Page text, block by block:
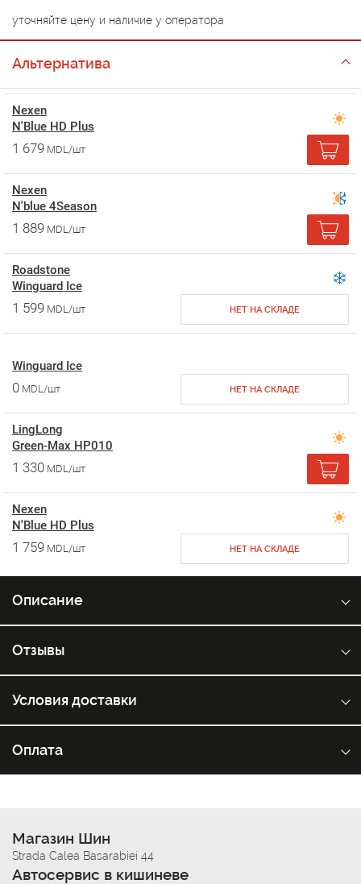
уточняйте цену и наличие у оператора
Альтернатива
Nexen
N'Blue HD Plus
1 679 MDL/шт
Nexen
N'blue 4Season
1 889 MDL/шт
Roadstone
Winguard Ice
1 599 MDL/шт НЕТ НА СКЛАДЕ
Winguard Ice
0 MDL/шт НЕТ НА СКЛАДЕ
LingLong
Green-Max HP010
1 330 MDL/шт
Nexen
N'Blue HD Plus
1 759 MDL/шт НЕТ НА СКЛАДЕ
Описание
Отзывы
Условия доставки
Оплата
Магазин Шин
Strada Calea Basarabiei 44
Автосервис в кишиневе